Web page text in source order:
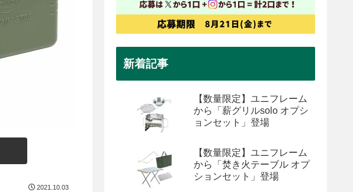
2021.10.03
新着記事
【数量限定】ユニフレーム
から「薪グリルsolo オプシ
ョンセット」登場
【数量限定】ユニフレーム
から「焚き火テーブル オプ
ションセット」登場